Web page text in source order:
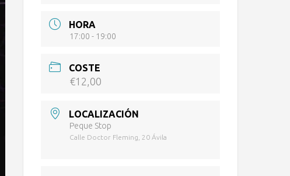
HORA
17:00 - 19:00
COSTE
€12,00
LOCALIZACIÓN
Peque Stop
Calle Doctor Fleming, 20 Ávila